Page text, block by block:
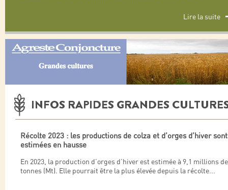
Lire la suite
INFOS RAPIDES GRANDES
Récolte 2023 : les productions de colza et d’orges d’hiver sont
estimées en hausse
En 2023, la production d’orges d’hiver est estimée à 9,1 millions de
tonnes (Mt). Elle pourrait être la plus élevée depuis la récolte...